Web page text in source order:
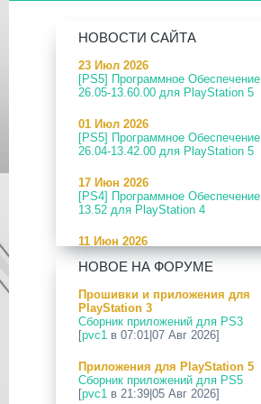
НОВОСТИ САЙТА
23 Июл 2026
[PS5] Программное Обеспечение
26.05-13.60.00 для PlayStation 5
01 Июл 2026
[PS5] Программное Обеспечение
26.04-13.42.00 для PlayStation 5
17 Июн 2026
[PS4] Программное Обеспечение
13.52 для PlayStation 4
11 Июн 2026
[PS5] Программное Обеспечение
26.04-13.40.00 для PlayStation 5
24 Апр 2026
[PS5] Программное Обеспечение
26.03-13.20.00 для PlayStation 5
12 Апр 2026
[PS Portal] Программное
Обеспечение 7.0.2 для PS Portal
НОВОЕ НА ФОРУМЕ
Прошивки и приложения для
PlayStation 3
Сборник приложений для PS3
[pvc1 в 07:01|07 Авг 2026]
Приложения для PlayStation 5
Сборник приложений для PS5
[pvc1 в 21:39|05 Авг 2026]